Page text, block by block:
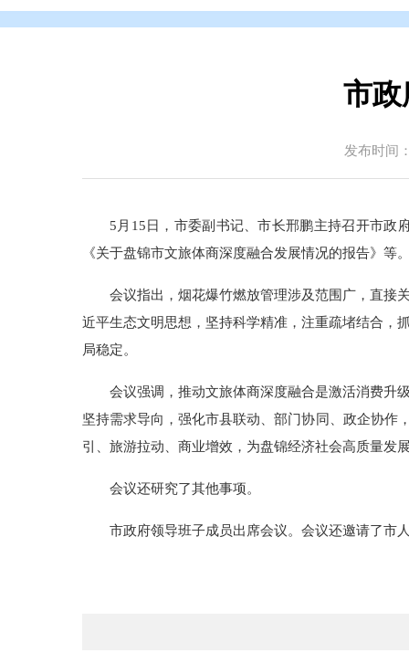
市政
发布时间
5月15日，市委副书记、市长邢鹏主持召开市政
《关于盘锦市文旅体商深度融合发展情况的报告》等
会议指出，烟花爆竹燃放管理涉及范围广，直接
近平生态文明思想，坚持科学精准，注重疏堵结合，
局稳定。
会议强调，推动文旅体商深度融合是激活消费升
坚持需求导向，强化市县联动、部门协同、政企协作
引、旅游拉动、商业增效，为盘锦经济社会高质量发
会议还研究了其他事项。
市政府领导班子成员出席会议。会议还邀请了市